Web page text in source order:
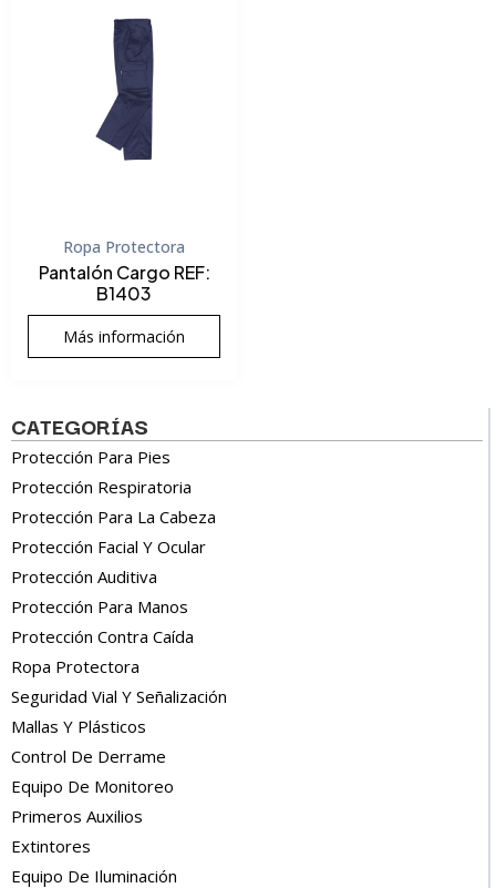
CATEGORÍAS
Protección Para Pies
Protección Respiratoria
Protección Para La Cabeza
Protección Facial Y Ocular
Protección Auditiva
Protección Para Manos
Protección Contra Caída
Ropa Protectora
Seguridad Vial Y Señalización
Mallas Y Plásticos
Control De Derrame
Equipo De Monitoreo
Primeros Auxilios
Extintores
Equipo De Iluminación
Ropa Protectora
Pantalón Cargo REF:
B1403
Más información